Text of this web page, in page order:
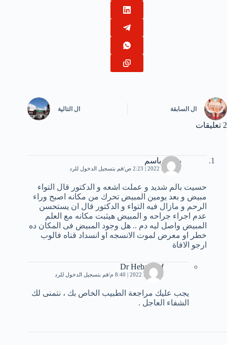
ال السابقة ال التالية
2 تعليقات
بسمة باسم
17 يونيو، 2022 | 2:23 ص قم بتسجيل الدخول للرد
حسيت بالم شديد و عملت اشعه و الدكتور قال التواء
مبيض و بعد يومين المبيض تحرك من مكانه اصبح وراء
الرحم و مازال فيه التواء و الدكتور قال ان يستحسن
عدم اجراء جراحه و المبيض هيثبت مكانه مع العلم
المبيض واصل ليه دم .. هل وجود المبيض فى المكان ده
خطر او معرض لموت الانسجه او انسداد قناه فالوب
ارجو الافاة
Dr Heba Atef
22 يونيو، 2022 | 8:40 م قم بتسجيل الدخول للرد
يجب عليك مراجعة الطبيب الخاص بك ، نتمنى لك
الشفاء العاجل .